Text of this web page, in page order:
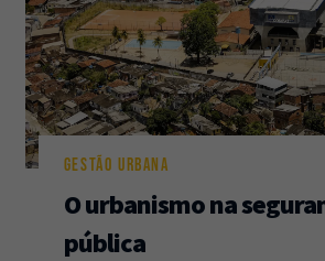
GESTÃO URBANA
O urbanismo na
pública